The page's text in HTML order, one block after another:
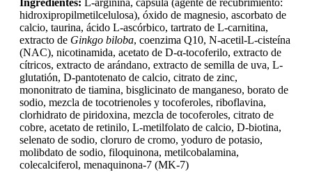
Ingredientes: L-arginina, cápsula (agente de recubrimiento:
hidroxipropilmetilcelulosa), óxido de magnesio, ascorbato de
calcio, taurina, ácido L-ascórbico, tartrato de L-carnitina,
extracto de Ginkgo biloba, coenzima Q10, N-acetil-L-cisteína
(NAC), nicotinamida, acetato de D-α-tocoferilo, extracto de
cítricos, extracto de arándano, extracto de semilla de uva, L-
glutatión, D-pantotenato de calcio, citrato de zinc,
mononitrato de tiamina, bisglicinato de manganeso, borato de
sodio, mezcla de tocotrienoles y tocoferoles, riboflavina,
clorhidrato de piridoxina, mezcla de tocoferoles, citrato de
cobre, acetato de retinilo, L-metilfolato de calcio, D-biotina,
selenato de sodio, cloruro de cromo, yoduro de potasio,
molibdato de sodio, filoquinona, metilcobalamina,
colecalciferol, menaquinona-7 (MK-7)